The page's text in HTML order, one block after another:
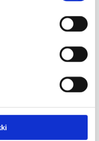
: Snappertuna, Itäisen
keskusta ja
olla paikalla.